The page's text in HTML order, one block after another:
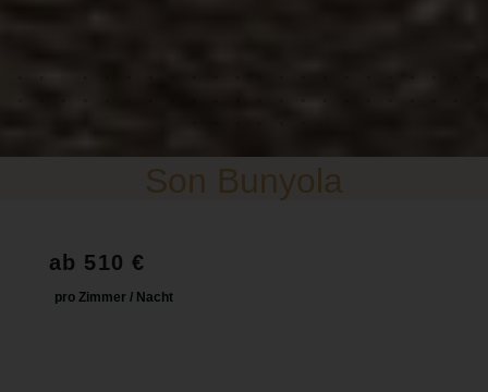
Son Bunyola
ab 510 €
pro Zimmer / Nacht